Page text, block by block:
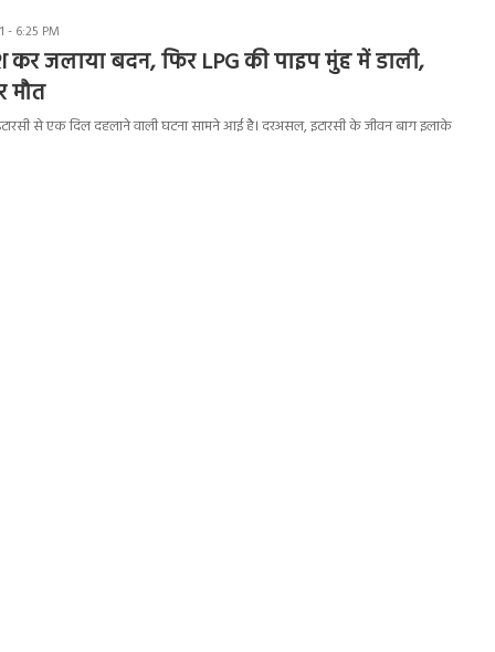
- 6:25 PM
कर जलाया बदन, फिर LPG की पाइप मुंह में डाली,
मौत
से एक दिल दहलाने वाली घटना सामने आई है। दरअसल, इटारसी के जीवन बाग इलाके